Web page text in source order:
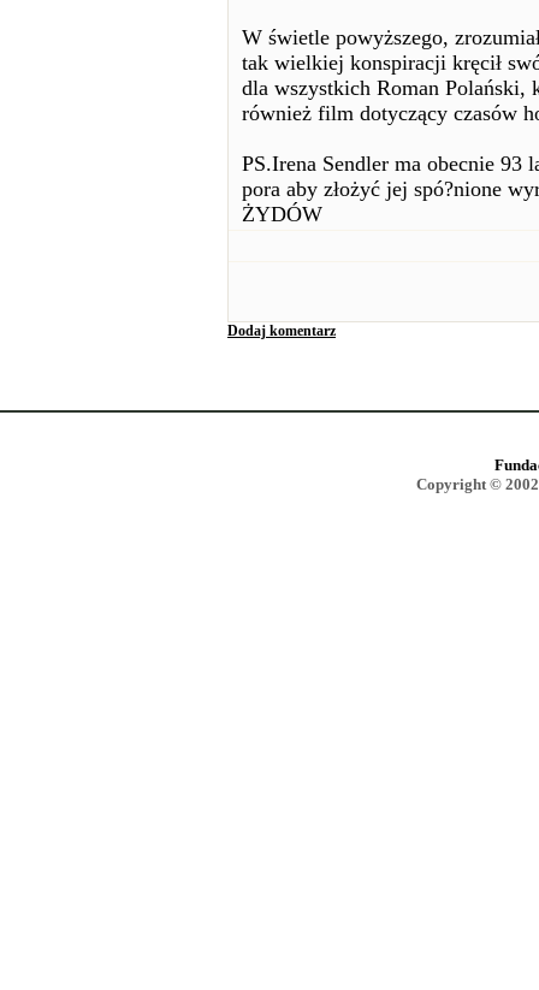
W świetle powyższego,
tak wielkiej konspiracji kręcił
dla wszystkich Roman Polański,
również film dotyczący czasów
PS.Irena Sendler ma obecnie 93
pora aby złożyć jej spó?nione
ŻYDÓW
Dodaj komentarz
Copyright ©